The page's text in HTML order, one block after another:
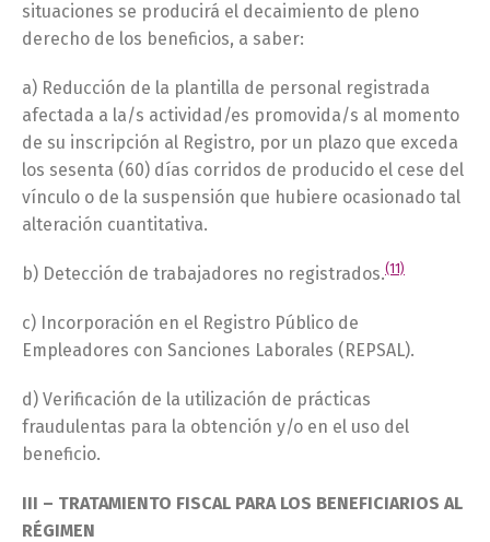
situaciones se producirá el decaimiento de pleno
derecho de los beneficios, a saber:
a) Reducción de la plantilla de personal registrada
afectada a la/s actividad/es promovida/s al momento
de su inscripción al Registro, por un plazo que exceda
los sesenta (60) días corridos de producido el cese del
vínculo o de la suspensión que hubiere ocasionado tal
alteración cuantitativa.
b) Detección de trabajadores no registrados.(11)
c) Incorporación en el Registro Público de
Empleadores con Sanciones Laborales (REPSAL).
d) Verificación de la utilización de prácticas
fraudulentas para la obtención y/o en el uso del
beneficio.
III – TRATAMIENTO FISCAL PARA LOS BENEFICIARIOS AL
RÉGIMEN